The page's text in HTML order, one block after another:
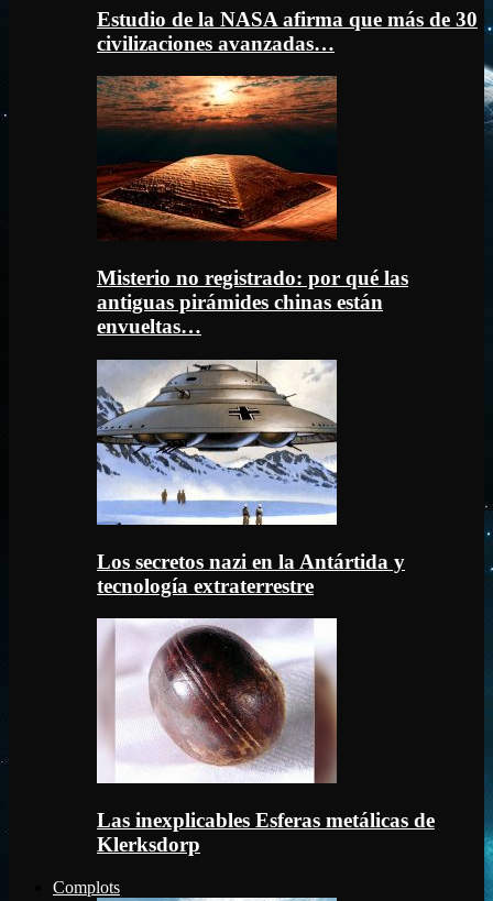
Estudio de la NASA afirma que más de 30
civilizaciones avanzadas…
Misterio no registrado: por qué las
antiguas pirámides chinas están
envueltas…
Los secretos nazi en la Antártida y
tecnología extraterrestre
Las inexplicables Esferas metálicas de
Klerksdorp
Complots